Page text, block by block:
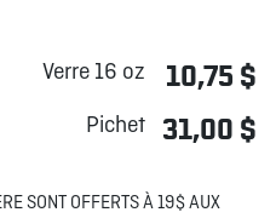
Verre 16 oz 10,75 $
Pichet 31,00 $
SONT OFFERTS À 19$ AUX